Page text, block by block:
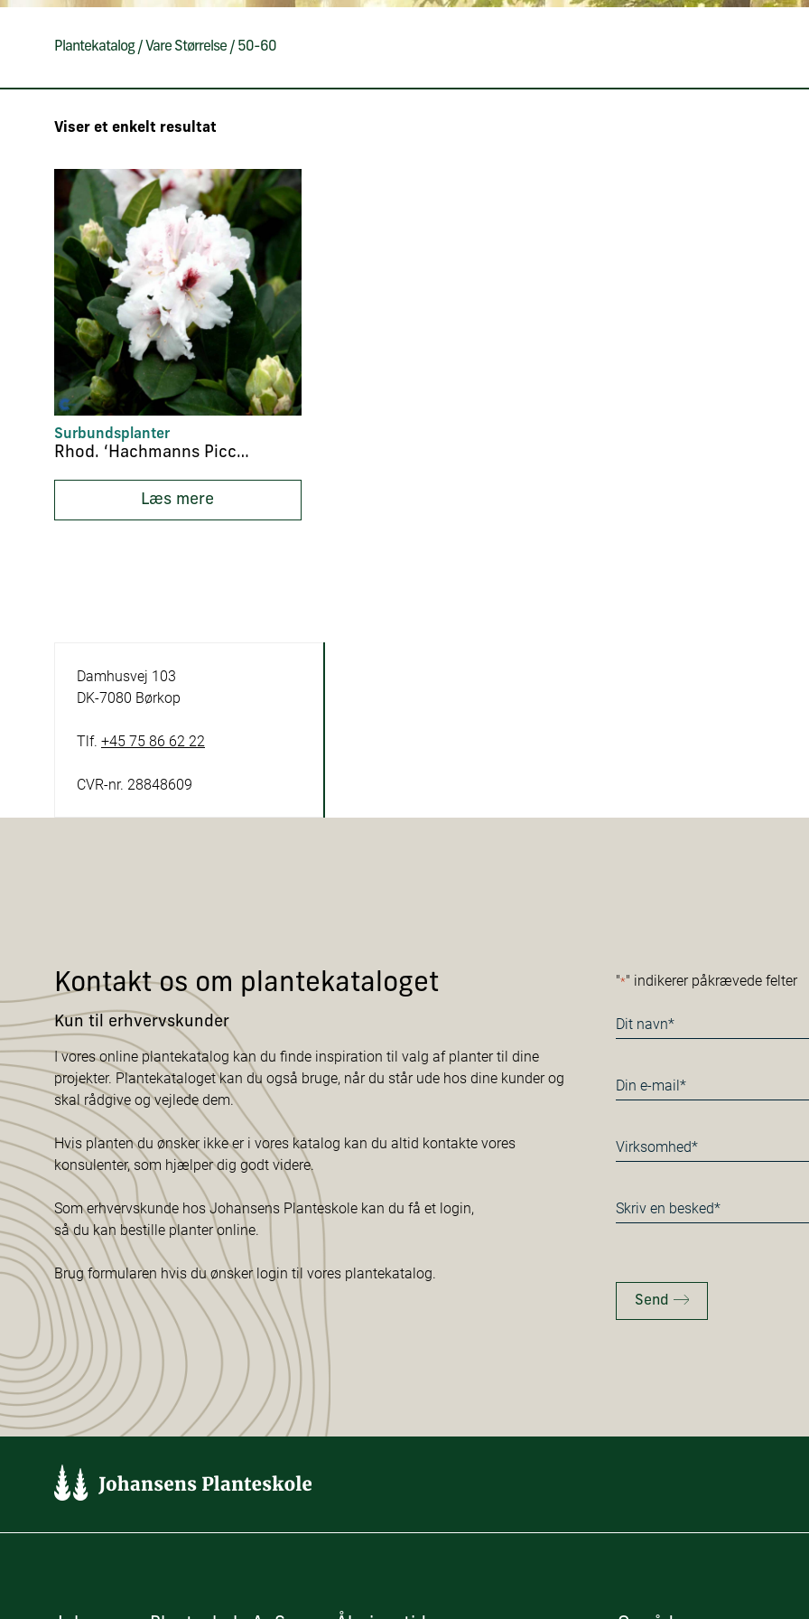
Plantekatalog/ Vare Størrelse / 50-60
Viser et enkelt resultat
Surbundsplanter
Rhod. ‘Hachmanns Piccobello’
Læs mere
Damhusvej 103
DK-7080 Børkop
Tlf. +45 75 86 62 22
CVR-nr. 28848609
Kontakt os om plantekataloget
Kun til erhvervskunder
I vores online plantekatalog kan du finde inspiration til valg af planter til dine
projekter. Plantekataloget kan du også bruge, når du står ude hos dine kunder og
skal rådgive og vejlede dem.
Hvis planten du ønsker ikke er i vores katalog kan du altid kontakte vores
konsulenter, som hjælper dig godt videre.
Som erhvervskunde hos Johansens Planteskole kan du få et login,
så du kan bestille planter online.
Brug formularen hvis du ønsker login til vores plantekatalog.
"*" indikerer påkrævede felter
Navn
*
E-
mail
Virksomhed*
*
Besked
*
Send